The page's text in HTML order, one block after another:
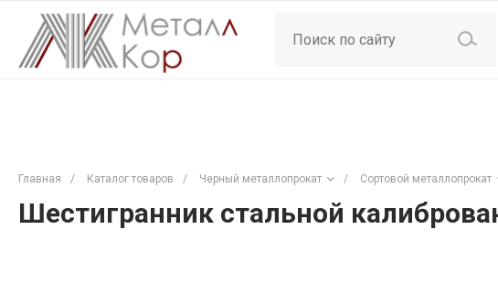
Главная / Каталог товаров / Черный металлопрокат / Сортовой металлопрокат
Шестигранник стальной